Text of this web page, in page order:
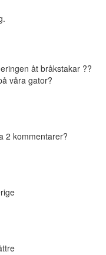
åt bråkstakar ??
våra gator?
2 kommentarer?